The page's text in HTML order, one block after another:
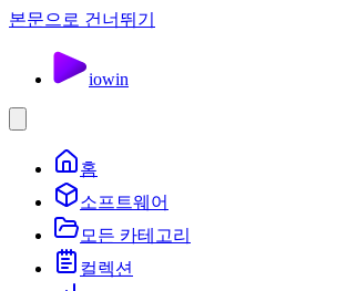
본문으로 건너뛰기
iowin
홈
소프트웨어
모든 카테고리
컬렉션